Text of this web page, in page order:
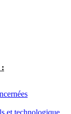
:
et technologique